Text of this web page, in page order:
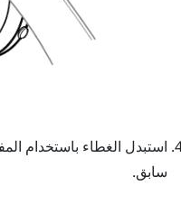
استبدل الغطاء باستخدام
سابق.